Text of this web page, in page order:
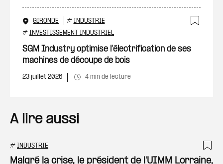
GIRONDE # INDUSTRIE
# INVESTISSEMENT INDUSTRIEL
SGM Industry optimise l’électrification de ses
machines de découpe de bois
23 juillet 2026 4 min de lecture
A lire aussi
# INDUSTRIE
Malgré la crise, le président de l'UIMM Lorraine,